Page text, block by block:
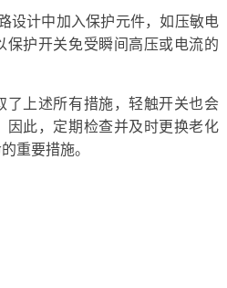
设计中加入保护元件，如压敏电
保护开关免受瞬间高压或电流的
了上述所有措施，轻触开关也会
因此，定期检查并及时更换老化
重要措施。